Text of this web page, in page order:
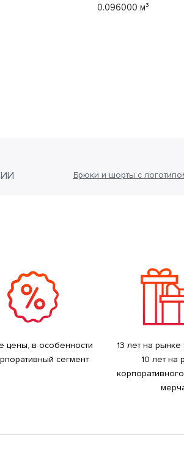
0.096000 м³
Брюки и шорты с
цены, в особенности
сегмент
13 лет на
10 лет на